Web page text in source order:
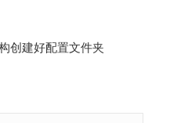
创建好配置文件夹